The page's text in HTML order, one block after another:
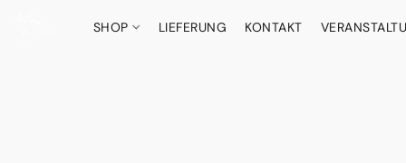
SHOP LIEFERUNG KONTAKT